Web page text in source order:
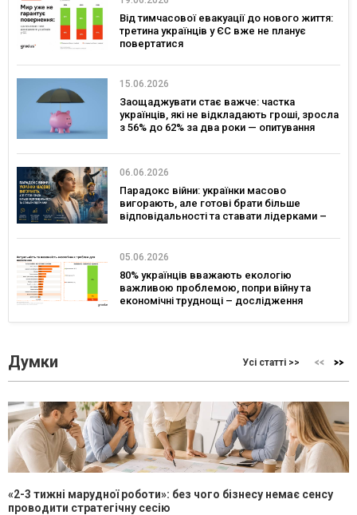
Від тимчасової евакуації до нового життя:
третина українців у ЄС вже не планує
повертатися
15.06.2026
Заощаджувати стає важче: частка
українців, які не відкладають гроші, зросла
з 56% до 62% за два роки — опитування
06.06.2026
Парадокс війни: українки масово
вигорають, але готові брати більше
відповідальності та ставати лідерками –
05.06.2026
80% українців вважають екологію
важливою проблемою, попри війну та
економічні труднощі – дослідження
Думки Усі статті >>
«2-3 тижні марудної роботи»: без чого бізнесу немає сенсу
проводити стратегічну сесію